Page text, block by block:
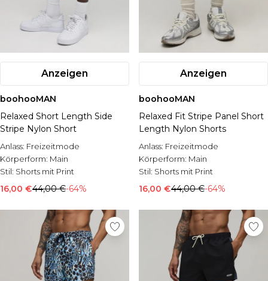
Anzeigen
boohooMAN
Relaxed Short Length Side
Stripe Nylon Short
Anlass: Freizeitmode
Körperform: Main
Stil: Shorts mit Print
16,00 €44,00 €-64%
Anzeigen
boohooMAN
Relaxed Fit Stripe Panel Short
Length Nylon Shorts
Anlass: Freizeitmode
Körperform: Main
Stil: Shorts mit Print
16,00 €44,00 €-64%